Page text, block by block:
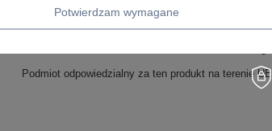
Podmiot odpowiedzialny za ten produkt na terenie UE
Potwierdzam wymagane